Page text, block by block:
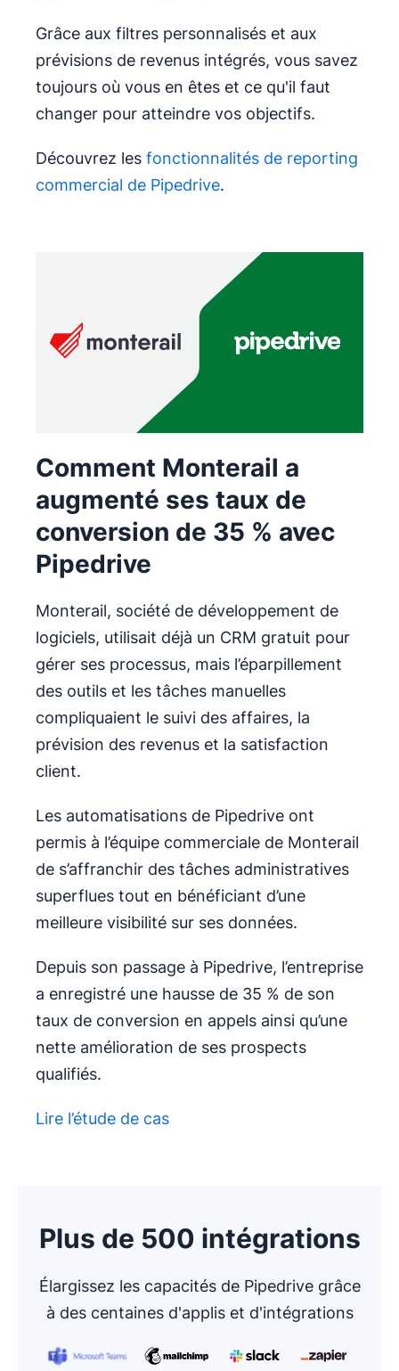
Grâce aux filtres personnalisés et aux
prévisions de revenus intégrés, vous savez
toujours où vous en êtes et ce qu'il faut
changer pour atteindre vos objectifs.
Découvrez les fonctionnalités de reporting
commercial de Pipedrive.
Comment Monterail a
augmenté ses taux de
conversion de 35 % avec
Pipedrive
Monterail, société de développement de
logiciels, utilisait déjà un CRM gratuit pour
gérer ses processus, mais l’éparpillement
des outils et les tâches manuelles
compliquaient le suivi des affaires, la
prévision des revenus et la satisfaction
client.
Les automatisations de Pipedrive ont
permis à l’équipe commerciale de Monterail
de s’affranchir des tâches administratives
superflues tout en bénéficiant d’une
meilleure visibilité sur ses données.
Depuis son passage à Pipedrive, l’entreprise
a enregistré une hausse de 35 % de son
taux de conversion en appels ainsi qu’une
nette amélioration de ses prospects
qualifiés.
Lire l’étude de cas
Plus de 500 intégrations
Élargissez les capacités de Pipedrive grâce
à des centaines d'applis et d'intégrations